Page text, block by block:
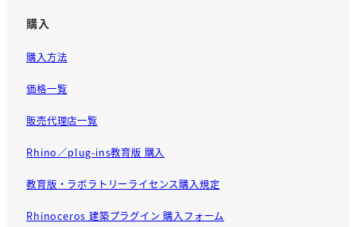
購入
購入方法
価格一覧
販売代理店一覧
Rhino／plug-ins教育版 購入
教育版・ラボラトリーライセンス購入規定
Rhinoceros 建築プラグイン 購入フォーム